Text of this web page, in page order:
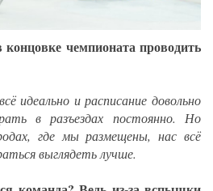
чемпионата проводить
идеально и расписание довольно
в разъездах постоянно. Но
где мы размещены, нас всё
выглядеть лучше.